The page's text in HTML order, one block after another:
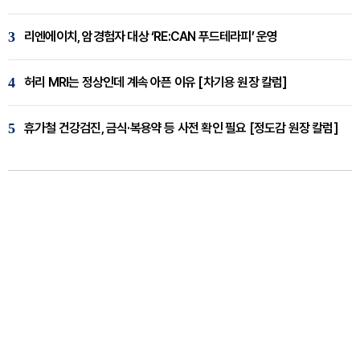
3 리엔에이치, 암경험자 대상 ‘RE:CAN 푸드테라피’ 운영
4 허리 MRI는 정상인데 계속 아픈 이유 [차기용 원장 칼럼]
5 휴가철 건강검진, 금식·복용약 등 사전 확인 필요 [정도감 원장 칼럼]